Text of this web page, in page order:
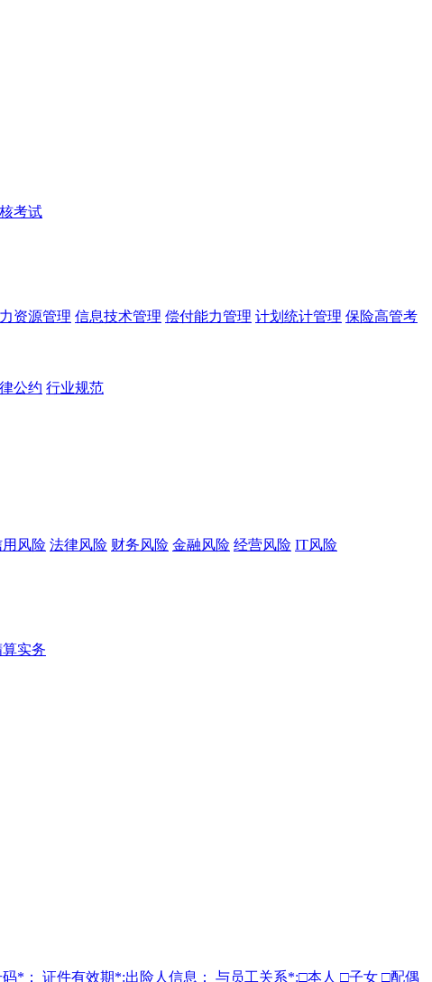
考试
资源管理 信息技术管理 偿付能力管理 计划统计管理 保险高管考
公约 行业规范
用风险 法律风险 财务风险 金融风险 经营风险 IT风险
实务
*： 证件有效期*:出险人信息： 与员工关系*:□本人 □子女 □配偶